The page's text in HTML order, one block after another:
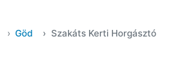
Göd Szakáts Kerti Horgásztó